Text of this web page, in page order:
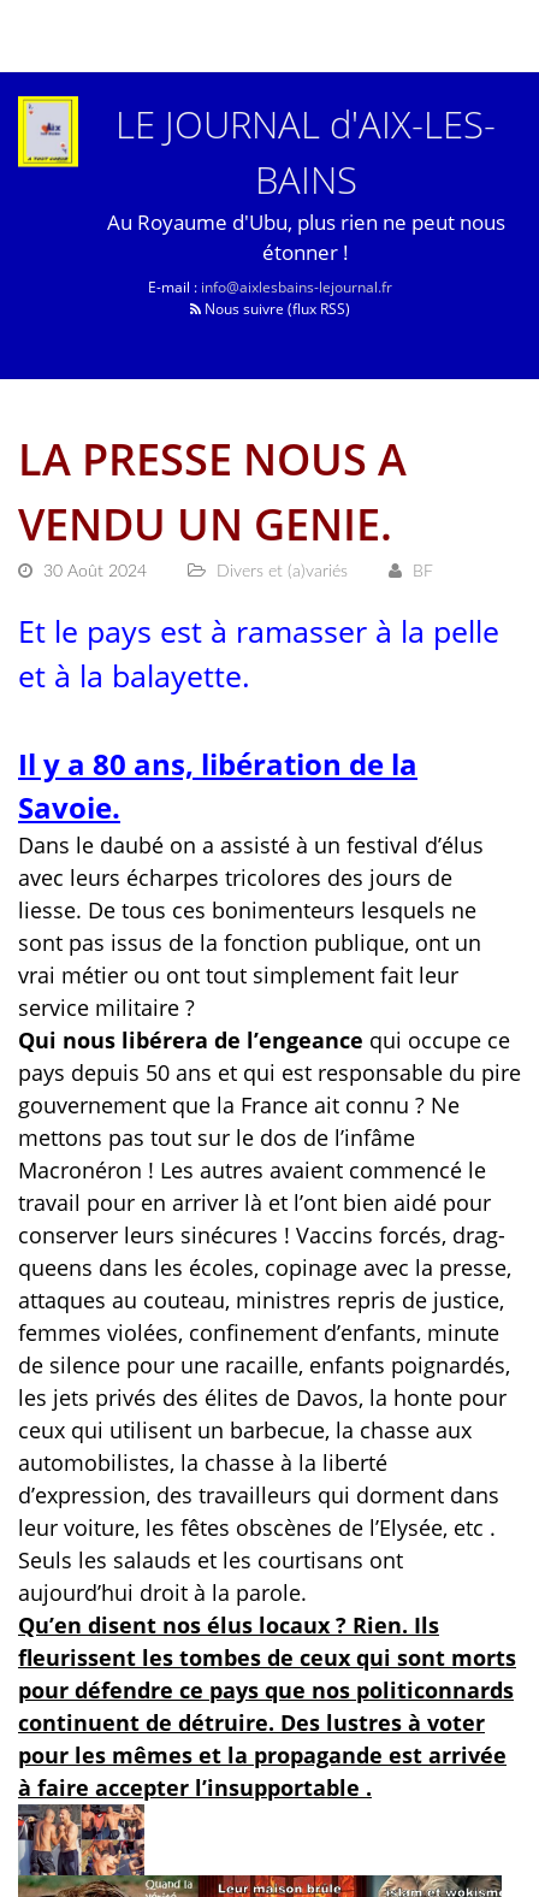
LE JOURNAL d'AIX-LES-
BAINS
Au Royaume d'Ubu, plus rien ne peut nous
étonner !
E-mail : info@aixlesbains-lejournal.fr
Nous suivre (flux RSS)
LA PRESSE NOUS A
VENDU UN GENIE.
30 Août 2024 Divers et (a)variés BF
Et le pays est à ramasser à la pelle
et à la balayette.
Il y a 80 ans, libération de la
Savoie.
Dans le daubé on a assisté à un festival d’élus
avec leurs écharpes tricolores des jours de
liesse. De tous ces bonimenteurs lesquels ne
sont pas issus de la fonction publique, ont un
vrai métier ou ont tout simplement fait leur
service militaire ?
Qui nous libérera de l’engeance qui occupe ce
pays depuis 50 ans et qui est responsable du pire
gouvernement que la France ait connu ? Ne
mettons pas tout sur le dos de l’infâme
Macronéron ! Les autres avaient commencé le
travail pour en arriver là et l’ont bien aidé pour
conserver leurs sinécures ! Vaccins forcés, drag-
queens dans les écoles, copinage avec la presse,
attaques au couteau, ministres repris de justice,
femmes violées, confinement d’enfants, minute
de silence pour une racaille, enfants poignardés,
les jets privés des élites de Davos, la honte pour
ceux qui utilisent un barbecue, la chasse aux
automobilistes, la chasse à la liberté
d’expression, des travailleurs qui dorment dans
leur voiture, les fêtes obscènes de l’Elysée, etc .
Seuls les salauds et les courtisans ont
aujourd’hui droit à la parole.
Qu’en disent nos élus locaux ? Rien. Ils
fleurissent les tombes de ceux qui sont morts
pour défendre ce pays que nos politiconnards
continuent de détruire. Des lustres à voter
pour les mêmes et la propagande est arrivée
à faire accepter l’insupportable .